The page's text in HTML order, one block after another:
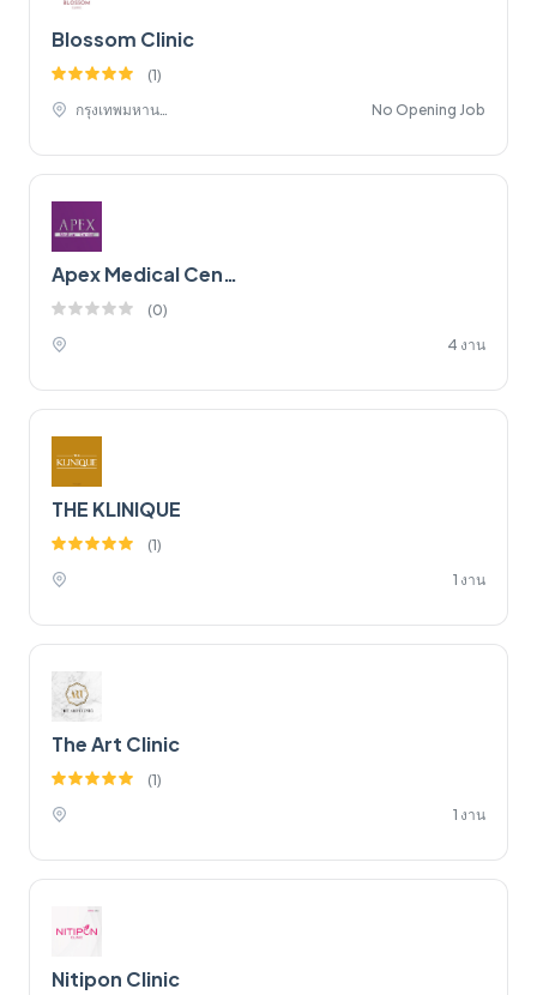
Blossom Clinic
(1)
No Opening Job
Apex Medical Center
(0)
4 งาน
THE KLINIQUE
(1)
1 งาน
The Art Clinic
(1)
1 งาน
Nitipon Clinic